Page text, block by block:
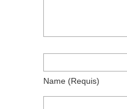
Name (requis)